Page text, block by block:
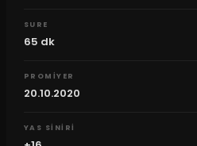
SURE
65 dk
PROMIYER
20.10.2020
YAS SINIRI